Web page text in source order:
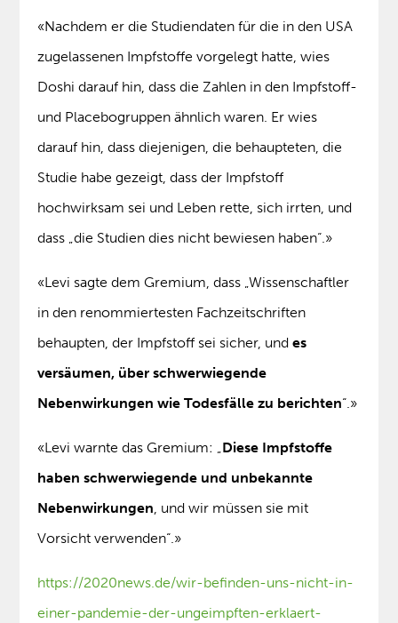
«Nachdem er die Studiendaten für die in den USA
zugelassenen Impfstoffe vorgelegt hatte, wies
Doshi darauf hin, dass die Zahlen in den Impfstoff-
und Placebogruppen ähnlich waren. Er wies
darauf hin, dass diejenigen, die behaupteten, die
Studie habe gezeigt, dass der Impfstoff
hochwirksam sei und Leben rette, sich irrten, und
dass „die Studien dies nicht bewiesen haben“.»
«Levi sagte dem Gremium, dass „Wissenschaftler
in den renommiertesten Fachzeitschriften
behaupten, der Impfstoff sei sicher, undes
versäumen, über schwerwiegende
Nebenwirkungen wie Todesfälle zu berichten“.»
«Levi warnte das Gremium: „Diese Impfstoffe
haben schwerwiegende und unbekannte
Nebenwirkungen, und wir müssen sie mit
Vorsicht verwenden“.»
https://2020news.de/wir-befinden-uns-nicht-in-
einer-pandemie-der-ungeimpften-erklaert-